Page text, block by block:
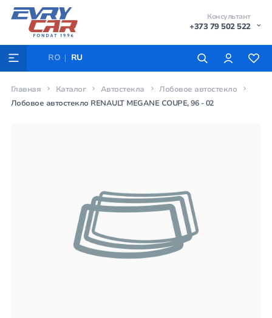
Консультант
+373 79 502 522
RO RU
Главная Каталог Автостекла
Лобовое автостекло
Лобовое автостекло RENAULT MEGANE COUPE, 96 - 02